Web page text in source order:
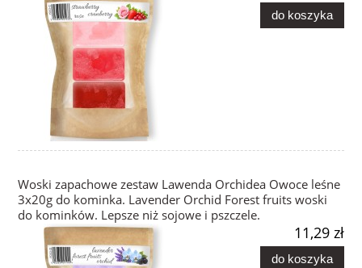
do koszyka
Woski zapachowe zestaw Lawenda Orchidea Owoce leśne
3x20g do kominka. Lavender Orchid Forest fruits woski
do kominków. Lepsze niż sojowe i pszczele.
11,29 zł
do koszyka